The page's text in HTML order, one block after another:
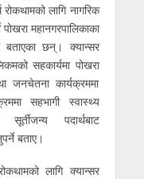
लागि नागरिक
महानगरपालिकाका
बताएका छन्। क्यान्सर
सहकार्यमा पोखरा
जनचेतना कार्यक्रममा
सहभागी स्वास्थ्य
पदार्थबाट
बताए।
लागि क्यान्सर